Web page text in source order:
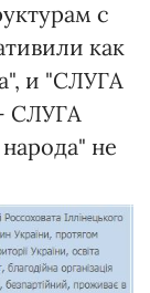
с
как
и "СЛУГА
СЛУГА
не